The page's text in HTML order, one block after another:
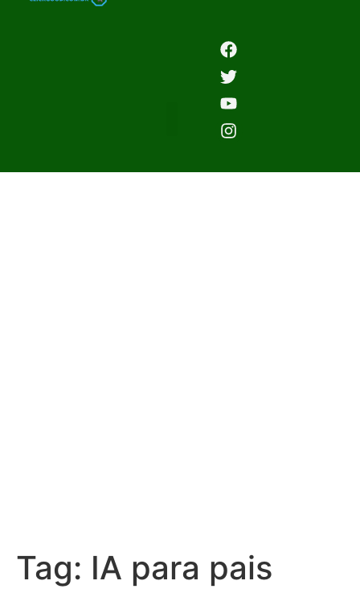
Tag: IA para pais